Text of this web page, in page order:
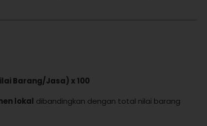
Barang/Jasa) x 100
lokal dibandingkan dengan total nilai barang